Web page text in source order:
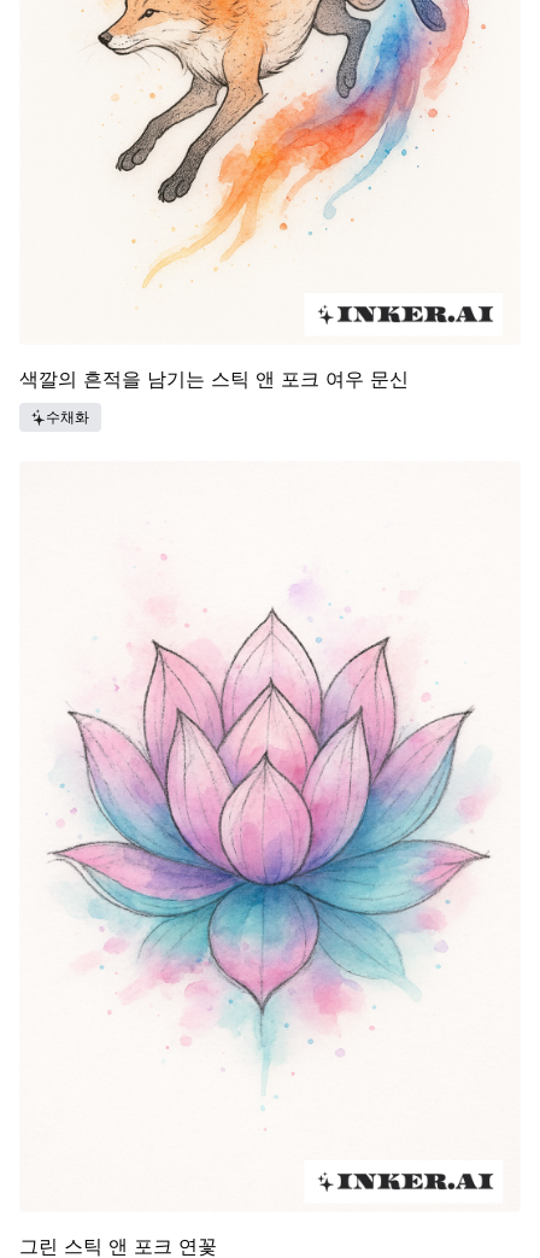
색깔의 흔적을 남기는 스틱 앤 포크 여우 문신
수채화
그린 스틱 앤 포크 연꽃